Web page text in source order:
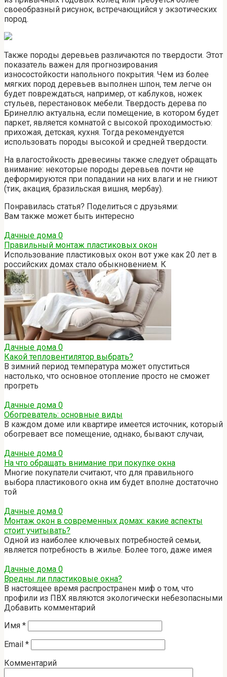
своеобразный рисунок, встречающийся у экзотических
пород.
Также породы деревьев различаются по твердости. Этот
показатель важен для прогнозирования
износостойкости напольного покрытия. Чем из более
мягких пород деревьев выполнен шпон, тем легче он
будет повреждаться, например, от каблуков, ножек
стульев, перестановок мебели. Твердость дерева по
Бринеллю актуальна, если помещение, в котором будет
паркет, является комнатой с высокой проходимостью:
прихожая, детская, кухня. Тогда рекомендуется
использовать породы высокой и средней твердости.
На влагостойкость древесины также следует обращать
внимание: некоторые породы деревьев почти не
деформируются при попадании на них влаги и не гниют
(тик, акация, бразильская вишня, мербау).
Понравилась статья? Поделиться с друзьями:
Вам также может быть интересно
Дачные дома 0
Правильный монтаж пластиковых окон
Использование пластиковых окон вот уже как 20 лет в
российских домах стало обыкновением. К
Дачные дома 0
Какой тепловентилятор выбрать?
В зимний период температура может опуститься
настолько, что основное отопление просто не сможет
прогреть
Дачные дома 0
Обогреватель: основные виды
В каждом доме или квартире имеется источник, который
обогревает все помещение, однако, бывают случаи,
Дачные дома 0
На что обращать внимание при покупке окна
Многие покупатели считают, что для правильного
выбора пластикового окна им будет вполне достаточно
той
Дачные дома 0
Монтаж окон в современных домах: какие аспекты
стоит учитывать?
Одной из наиболее ключевых потребностей семьи,
является потребность в жилье. Более того, даже имея
Дачные дома 0
Вредны ли пластиковые окна?
В настоящее время распространен миф о том, что
профили из ПВХ являются экологически небезопасными
Добавить комментарий
Имя *
Email *
Комментарий